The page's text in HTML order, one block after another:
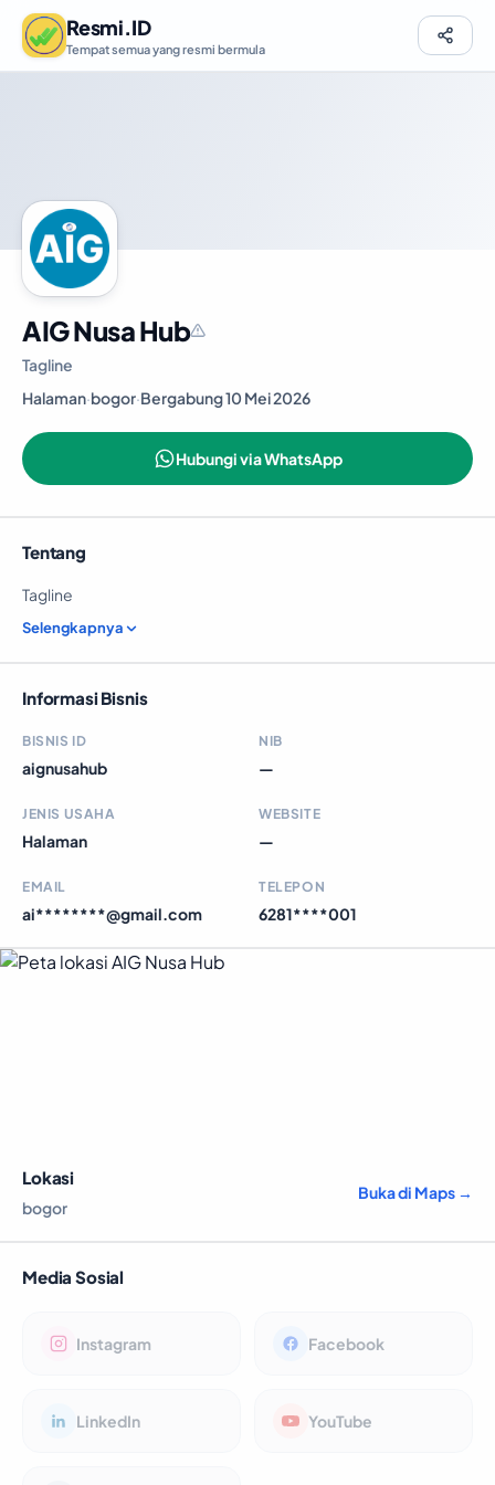
Resmi.ID
Tempat semua yang resmi bermula
AIG Nusa Hub
Tagline
Halaman·bogor·Bergabung 10 Mei 2026
Hubungi via WhatsApp
Tentang
Tagline
Selengkapnya
Informasi Bisnis
BISNIS ID
aignusahub
NIB
—
JENIS USAHA
Halaman
WEBSITE
—
EMAIL
ai********@gmail.com
TELEPON
6281****001
Lokasi
bogor
Buka di Maps →
Media Sosial
Instagram Facebook
LinkedIn YouTube